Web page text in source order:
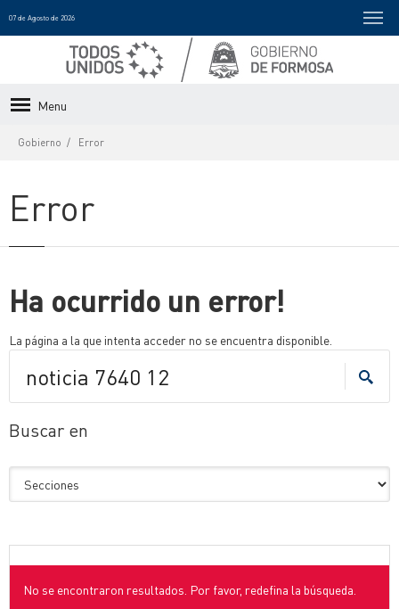
07 de Agosto de 2026
Menu
Gobierno Error
Error
Ha ocurrido un error!
La página a la que intenta acceder no se encuentra disponible.
Buscar en
No se encontraron resultados. Por favor, redefina la búsqueda.